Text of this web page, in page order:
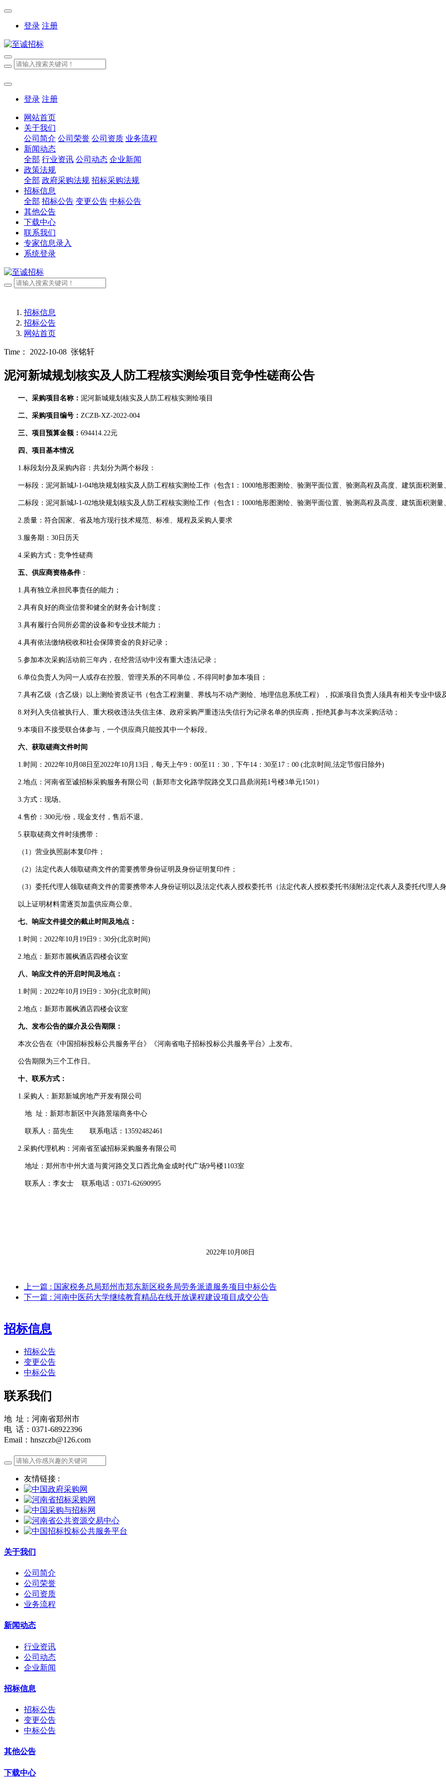
登录 注册
登录 注册
网站首页
关于我们
公司简介 公司荣誉 公司资质 业务流程
新闻动态
全部 行业资讯 公司动态 企业新闻
政策法规
全部 政府采购法规 招标采购法规
招标信息
全部 招标公告 变更公告 中标公告
其他公告
下载中心
联系我们
专家信息录入
系统登录
招标信息
招标公告
网站首页
Time： 2022-10-08 张铭轩
泥河新城规划核实及人防工程核实测绘项目竞争性磋商公告
一、采购项目名称： 泥河新城规划核实及人防工程核实测绘项目
二、采购项目编号： ZCZB-XZ-2022-004
三、项目预算金额： 694414.22元
四、项目基本情况
1.标段划分及采购内容：共划分为两个标段：
一标段：泥河新城J-1-04地块规划核实及人防工程核实测绘工作（包含1：1000地形图测绘、验测平面位置、验测高程及高度、建筑面积测
二标段：泥河新城J-1-02地块规划核实及人防工程核实测绘工作（包含1：1000地形图测绘、验测平面位置、验测高程及高度、建筑面积测
2.质量： 符合国家、省及地方现行技术规范、标准、规程及采购人要求
3.服务期 ： 30日历天
4.采购方式：竞争性磋商
五、供应商资格条件：
1.具有独立承担民事责任的能力；
2.具有良好的商业信誉和健全的财务会计制度；
3.具有履行合同所必需的设备和专业技术能力；
4.具有依法缴纳税收和社会保障资金的良好记录；
5.参加本次采购活动前三年内，在经营活动中没有重大违法记录；
6.单位负责人为同一人或存在控股、管理关系的不同单位，不得同时参加本项目；
7.具有乙级（含乙级）以上测绘资质证书（包含工程测量、界线与不动产测绘、地理信息系统工程），拟派项目负责人须具有相关专业中级
8.对列入失信被执行人、重大税收违法失信主体、政府采购严重违法失信行为记录名单的供应商 ，拒绝其参与本次采购活动；
9.本项目不接受联合体参与 ， 一个供应商只能投其中一个标段。
六、获取磋商文件时间
1.时间： 2022年10月 08日 至2022年10月 13日 ，每天上午9 ： 00至11：30，下午14：30至17： 00 (北京时间,法定节假日除外)
2.地点：河南省至诚招标采购服务有限公司（新郑市文化路学院路交叉口昌鼎润苑1号楼3单元1501）
3.方式： 现场。
4.售价：300元/份，现金支付，售后不退。
5.获取磋商文件时须携带：
（ 1）营业执照副本复印件；
（2）法定代表人领取磋商文件的需要携带身份证明及身份证明复印件；
（3）委托代理人领取磋商文件的需要携带本人身份证明以及法定代表人授权委托书（法定代表人授权委托书须附法定代表人及委托代理人
以上证明材料需逐页加盖供应商公章。
七、响应文件提交的截止时间及地点：
1.时间：2022年10月 19 日 9 ： 30分(北京时间)
2.地点： 新郑市麗枫酒店四楼会议室
八、响应文件的开启时间及地点：
1.时间：2022年10月 19 日 9 ： 30分(北京时间)
2.地点： 新郑市麗枫酒店四楼会议室
九、发布公告的媒介及公告期限：
本次公告在 《中国招标投标公共服务平台》《河南省电子招标投标公共服务平台》上发布。
公告期限为三个工作日。
十、联系方式：
1.采购人：新郑新城房地产开发有限公司
地 址：新郑市新区中兴路景瑞商务中心
联系人：苗先生 联系电话： 13592482461
2.采购代理机构：河南省至诚招标采购服务有限公司
地址：郑州市中州大道与黄河路交叉口西北角金成时代广场9号楼1103室
联系人：李女士 联系电话： 0371-62690995
2022年10月 08 日
上一篇 : 国家税务总局郑州市郑东新区税务局劳务派遣服务项目中标公告
下一篇 : 河南中医药大学继续教育精品在线开放课程建设项目成交公告
招标信息
招标公告
变更公告
中标公告
联系我们
地 址：河南省郑州市
电 话：0371-68922396
Email：hnszczb@126.com
友情链接 :
关于我们
公司简介
公司荣誉
公司资质
业务流程
新闻动态
行业资讯
公司动态
企业新闻
招标信息
招标公告
变更公告
中标公告
其他公告
下载中心